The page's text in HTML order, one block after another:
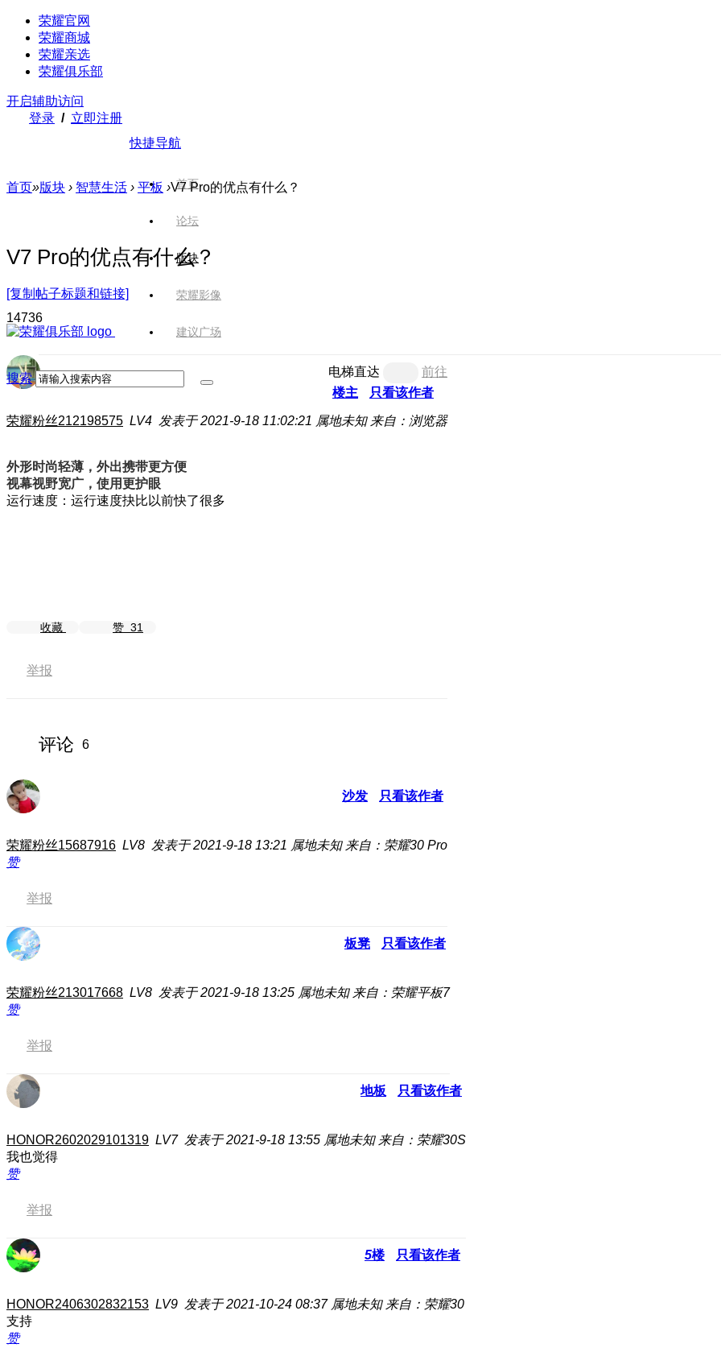
荣耀官网
荣耀商城
荣耀亲选
荣耀俱乐部
开启辅助访问
登录 / 立即注册
快捷导航
首页
论坛
版块
荣耀影像
建议广场
搜索
首页»版块 › 智慧生活 › 平板 ›V7 Pro的优点有什么？
V7 Pro的优点有什么？
[复制帖子标题和链接]
14736
电梯直达
前往
楼主
只看该作者
荣耀粉丝212198575 LV4 发表于 2021-9-18 11:02:21 属地未知 来自：浏览器
外形时尚轻薄，外出携带更方便
视幕视野宽广，使用更护眼
运行速度：运行速度抉比以前快了很多
收藏 赞 31
举报
评论 6
沙发 只看该作者
荣耀粉丝15687916 LV8 发表于 2021-9-18 13:21 属地未知 来自：荣耀30 Pro
赞
举报
板凳 只看该作者
荣耀粉丝213017668 LV8 发表于 2021-9-18 13:25 属地未知 来自：荣耀平板7
赞
举报
地板 只看该作者
HONOR2602029101319 LV7 发表于 2021-9-18 13:55 属地未知 来自：荣耀30S
我也觉得
赞
举报
5楼 只看该作者
HONOR2406302832153 LV9 发表于 2021-10-24 08:37 属地未知 来自：荣耀30
支持
赞